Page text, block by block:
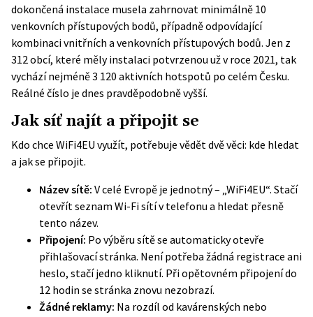
dokončená instalace musela zahrnovat minimálně 10
venkovních přístupových bodů, případně odpovídající
kombinaci vnitřních a venkovních přístupových bodů. Jen z
312 obcí, které měly instalaci potvrzenou už v roce 2021, tak
vychází nejméně 3 120 aktivních hotspotů po celém Česku.
Reálné číslo je dnes pravděpodobně vyšší.
Jak síť najít a připojit se
Kdo chce WiFi4EU využít, potřebuje vědět dvě věci: kde hledat
a jak se připojit.
Název sítě: V celé Evropě je jednotný – „WiFi4EU“. Stačí
otevřít seznam Wi-Fi sítí v telefonu a hledat přesně
tento název.
Připojení: Po výběru sítě se automaticky otevře
přihlašovací stránka. Není potřeba žádná registrace ani
heslo, stačí jedno kliknutí. Při opětovném připojení do
12 hodin se stránka znovu nezobrazí.
Žádné reklamy: Na rozdíl od kavárenských nebo